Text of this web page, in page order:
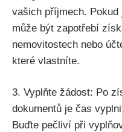
vašich příjmech. Pokud
může být zapotřebí
nemovitostech nebo
které vlastníte.
3. Vyplňte žádost: Po
dokumentů je čas
Buďte pečliví při